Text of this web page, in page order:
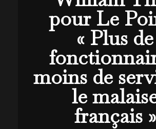
pour Le
« Plus de
moins de
le
français »